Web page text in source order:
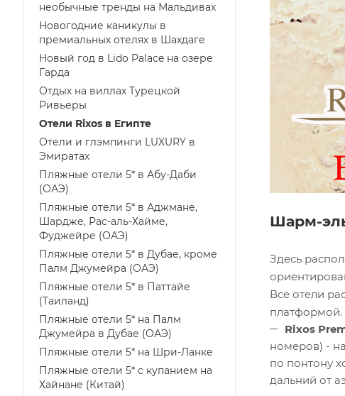
Шарм-
Здесь
Все отели
платформой.
Rixos
номеров) -
по понтону
дальний от
необычные тренды на Мальдивах
Новогодние каникулы в
премиальных отелях в Шахдаге
Новый год в Lido Palace на озере
Гарда
Отдых на виллах Турецкой
Ривьеры
Отели Rixos в Египте
Отели и глэмпинги LUXURY в
Эмиратах
Пляжные отели 5* в Абу-Даби
(ОАЭ)
Пляжные отели 5* в Аджмане,
Шардже, Рас-аль-Хайме,
Фуджейре (ОАЭ)
Пляжные отели 5* в Дубае, кроме
Палм Джумейра (ОАЭ)
Пляжные отели 5* в Паттайе
(Таиланд)
Пляжные отели 5* на Палм
Джумейра в Дубае (ОАЭ)
Пляжные отели 5* на Шри-Ланке
Пляжные отели 5* с купанием на
Хайнане (Китай)